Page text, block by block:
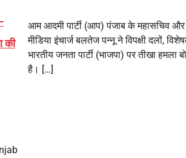
की
आम आदमी पार्टी (आप) पंजाब के महासचिव और
मीडिया इंचार्ज बलतेज पन्नू ने विपक्षी दलों,
भारतीय जनता पार्टी (भाजपा) पर तीखा हमला
है। […]